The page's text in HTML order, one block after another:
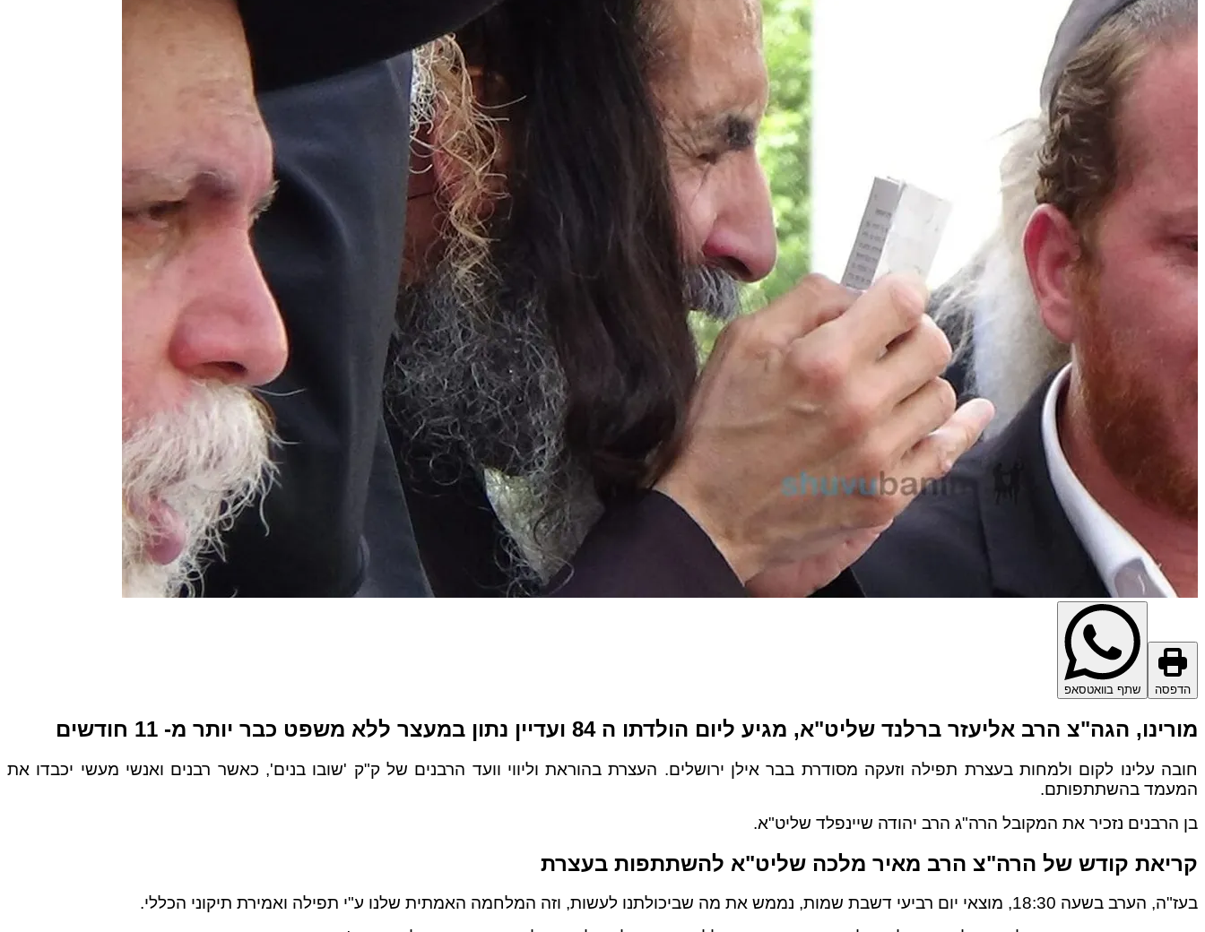
הדפסה שתף בוואטסאפ
מורינו, הגה"צ הרב אליעזר ברלנד שליט"א, מגיע ליום הולדתו ה 84 ועדיין נתון במעצר ללא משפט כבר יותר מ- 11 חודשים
חובה עלינו לקום ולמחות בעצרת תפילה וזעקה מסודרת בבר אילן ירושלים. העצרת בהוראת וליווי וועד הרבנים של ק"ק 'שובו בנים', כאשר רבנים ואנשי מעשי יכבדו את
המעמד בהשתתפותם.
בן הרבנים נזכיר את המקובל הרה"ג הרב יהודה שיינפלד שליט"א.
קריאת קודש של הרה"צ הרב מאיר מלכה שליט"א להשתתפות בעצרת
בעז"ה, הערב בשעה 18:30, מוצאי יום רביעי דשבת שמות, נממש את מה שביכולתנו לעשות, וזה המלחמה האמתית שלנו ע"י תפילה ואמירת תיקוני הכללי.